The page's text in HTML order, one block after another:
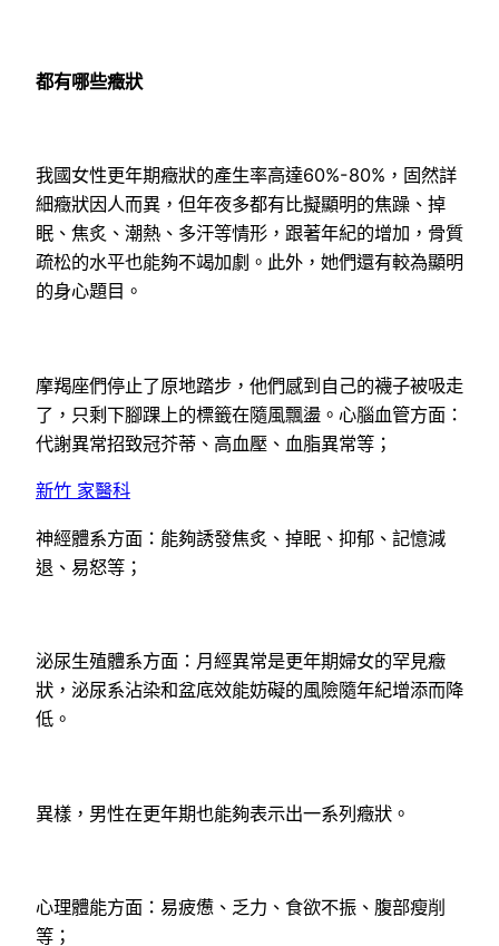
都有哪些癥狀
我國女性更年期癥狀的產生率高達60%-80%，固然詳
細癥狀因人而異，但年夜多都有比擬顯明的焦躁、掉
眠、焦炙、潮熱、多汗等情形，跟著年紀的增加，骨質
疏松的水平也能夠不竭加劇。此外，她們還有較為顯明
的身心題目。
摩羯座們停止了原地踏步，他們感到自己的襪子被吸走
了，只剩下腳踝上的標籤在隨風飄盪。心腦血管方面：
代謝異常招致冠芥蒂、高血壓、血脂異常等；
新竹 家醫科
神經體系方面：能夠誘發焦炙、掉眠、抑郁、記憶減
退、易怒等；
泌尿生殖體系方面：月經異常是更年期婦女的罕見癥
狀，泌尿系沾染和盆底效能妨礙的風險隨年紀增添而降
低。
異樣，男性在更年期也能夠表示出一系列癥狀。
心理體能方面：易疲憊、乏力、食欲不振、腹部瘦削
等；